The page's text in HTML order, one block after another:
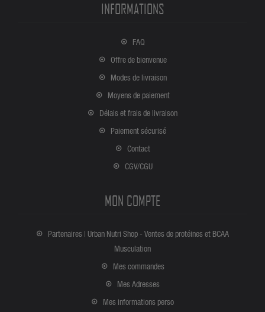
INFORMATIONS
FAQ
Offre de bienvenue
Modes de livraison
Moyens de paiement
Délais et frais de livraison
Paiement sécurisé
Contact
CGV/CGU
MON COMPTE
Partenaires | Urban Nutri Shop - Ventes de protéines et BCAA
Musculation
Mes commandes
Mes Adresses
Mes informations perso